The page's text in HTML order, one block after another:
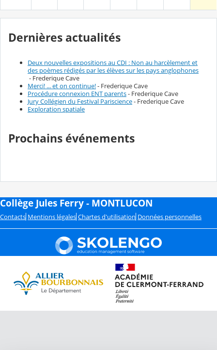
Dernières actualités
Deux nouvelles expositions au CDI : Non au harcèlement et
des poèmes rédigés par les élèves sur les pays anglophones
- Frederique Cave
Merci! ... et on continue!- Frederique Cave
Procédure connexion ENT parents- Frederique Cave
Jury Collégien du Festival Pariscience- Frederique Cave
Exploration spatiale
Prochains événements
Collège Jules Ferry - MONTLUCON
Contacts Mentions légales Chartes d'utilisation Données personnelles